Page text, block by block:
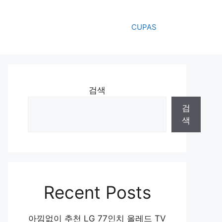
CUPAS
검색
검
색
Recent Posts
아낌없이 추천 LG 77인치 올레드 TV